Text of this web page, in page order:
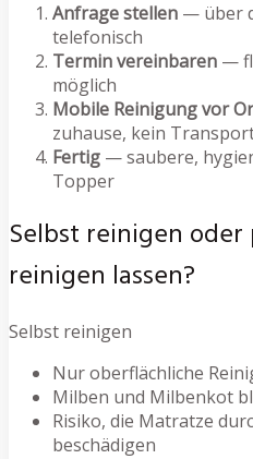
Anfrage stellen — über
telefonisch
Termin vereinbaren —
möglich
Mobile Reinigung vor
zuhause, kein
Fertig — saubere,
Topper
Selbst reinigen
reinigen lassen?
Selbst reinigen
Nur oberflächliche
Milben und Milbenkot
Risiko, die Matratze
beschädigen